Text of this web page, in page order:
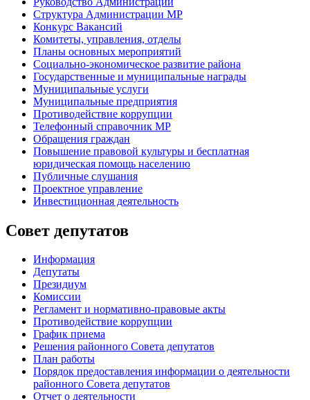
Структура Администрации МР
Конкурс Вакансий
Комитеты, управления, отделы
Планы основных мероприятий
Социально-экономическое развитие района
Государственные и муниципальные награды
Муниципальные услуги
Муниципальные предприятия
Противодействие коррупции
Телефонный справочник МР
Обращения граждан
Повышение правовой культуры и бесплатная
юридическая помощь населению
Публичные слушания
Проектное управление
Инвестиционная деятельность
Совет депутатов
Информация
Депутаты
Президиум
Комиссии
Регламент и нормативно-правовые акты
Противодействие коррупции
График приема
Решения районного Совета депутатов
План работы
Порядок предоставления информации о деятельности
районного Совета депутатов
Отчет о деятельности